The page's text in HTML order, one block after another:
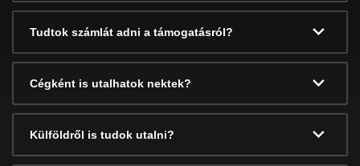
Tudtok számlát adni a támogatásról?
Cégként is utalhatok nektek?
Külföldről is tudok utalni?